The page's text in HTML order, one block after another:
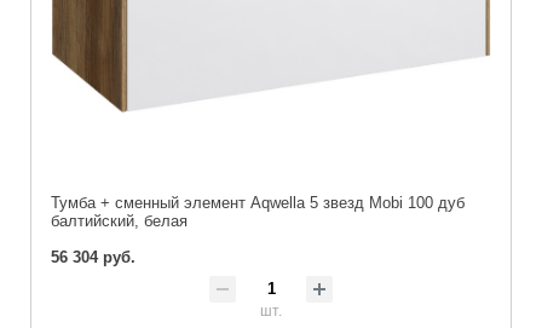
Тумба + сменный элемент Aqwella 5 звезд Mobi 100 дуб
балтийский, белая
56 304 руб.
шт.